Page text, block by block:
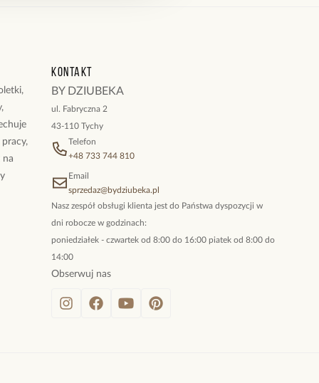
na
Kontakt
BY DZIUBEKA
ul. Fabryczna 2
43-110 Tychy
Telefon
+48 733 744 810
Email
sprzedaz@bydziubeka.pl
Nasz zespół obsługi klienta jest do Państwa dyspozycji w
dni robocze w godzinach:
poniedziałek - czwartek od 8:00 do 16:00 piatek od 8:00 do
14:00
Obserwuj nas